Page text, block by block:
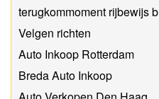
terugkommoment rijbewijs b
Velgen richten
Auto Inkoop Rotterdam
Breda Auto Inkoop